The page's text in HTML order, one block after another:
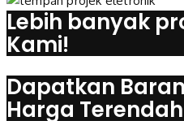
Lebih banyak
Kami!
Dapatkan
Harga